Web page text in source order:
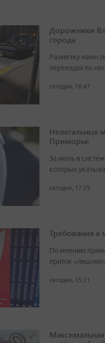
Дорожники
города
Разметку
переходах по
сегодня, 16:47
Нелегальных
Приморье
За июль в
которых
сегодня, 17:29
Требования к
По мнению
приток
сегодня, 15:21